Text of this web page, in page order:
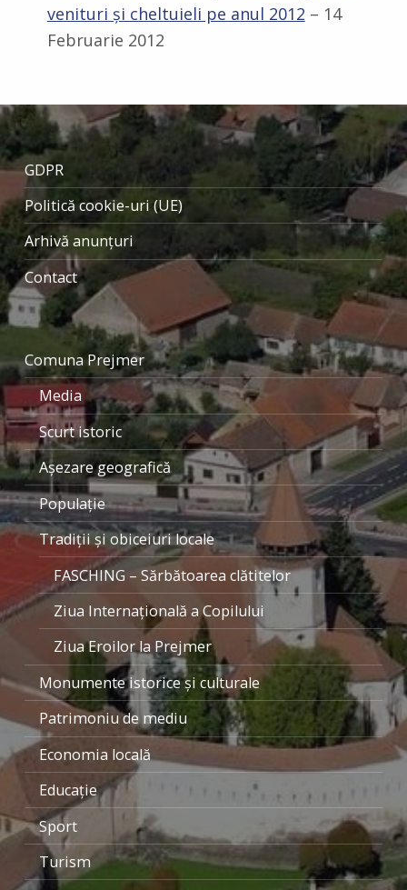
venituri şi cheltuieli pe anul 2012 – 14
Februarie 2012
GDPR
Politică cookie-uri (UE)
Arhivă anunțuri
Contact
Comuna Prejmer
Media
Scurt istoric
Aşezare geografică
Populaţie
Tradiţii şi obiceiuri locale
FASCHING – Sărbătoarea clătitelor
Ziua Internaţională a Copilului
Ziua Eroilor la Prejmer
Monumente istorice şi culturale
Patrimoniu de mediu
Economia locală
Educaţie
Sport
Turism